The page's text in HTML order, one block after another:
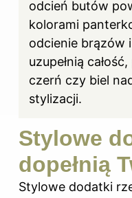
odcień butów
kolorami
odcienie brązów
uzupełnią
czerń czy biel
stylizacji.
Stylowe
dopełnią
Stylowe dodatki